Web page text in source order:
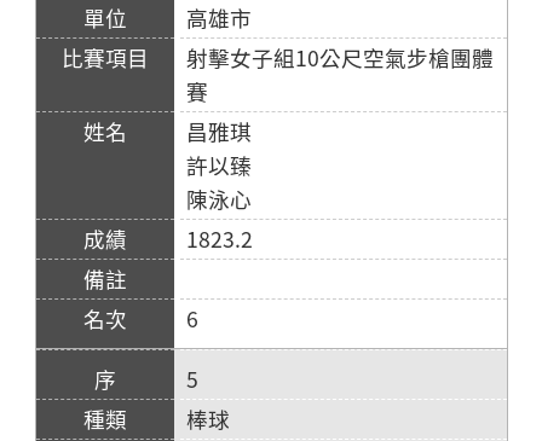
高雄市
射擊女子組10公尺空氣步槍團體
賽
昌雅琪
許以臻
陳泳心
1823.2
6
5
棒球